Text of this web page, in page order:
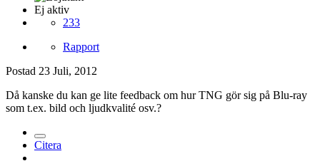
Ej aktiv
233
Rapport
Postad 23 Juli, 2012
Då kanske du kan ge lite feedback om hur TNG gör sig på Blu-ray
som t.ex. bild och ljudkvalité osv.?
Citera